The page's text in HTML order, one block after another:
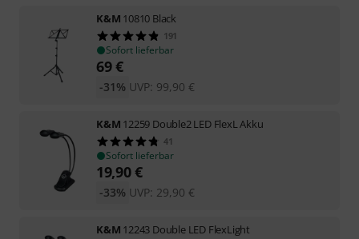
K&M 10810 Black
191
Sofort lieferbar
69€
UVP: 99,90 €
-31%
K&M 12259 Double2 LED FlexL Akku
41
Sofort lieferbar
19,90€
UVP: 29,90 €
-33%
K&M 12243 Double LED FlexLight